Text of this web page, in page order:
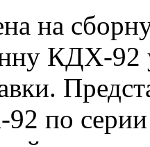
на
КДX-92
по серии